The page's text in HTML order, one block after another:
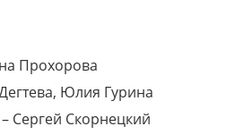
Прохорова
Юлия Гурина
Сергей Скорнецкий